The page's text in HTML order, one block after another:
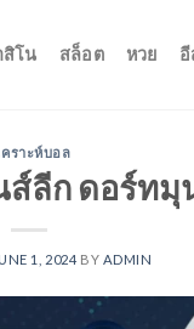
สิโน สล็อต หวย
คราะห์บอล
ลีก ดอร์ทมุ
1, 2024 BY ADMIN